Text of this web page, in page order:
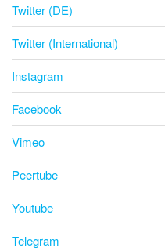
Twitter (DE)
Twitter (International)
Instagram
Facebook
Vimeo
Peertube
Youtube
Telegram